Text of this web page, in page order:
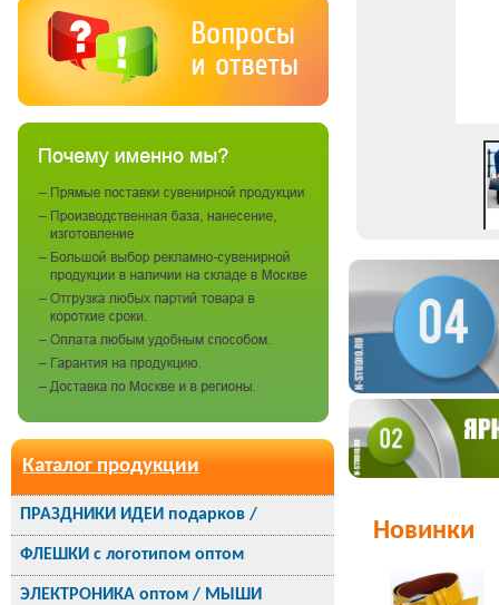
Каталог продукции
ПРАЗДНИКИ ИДЕИ подарков /
ФЛЕШКИ с логотипом оптом
ЭЛЕКТРОНИКА оптом / МЫШИ
Новинки